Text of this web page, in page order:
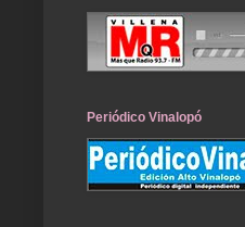
Periódico Vinalopó